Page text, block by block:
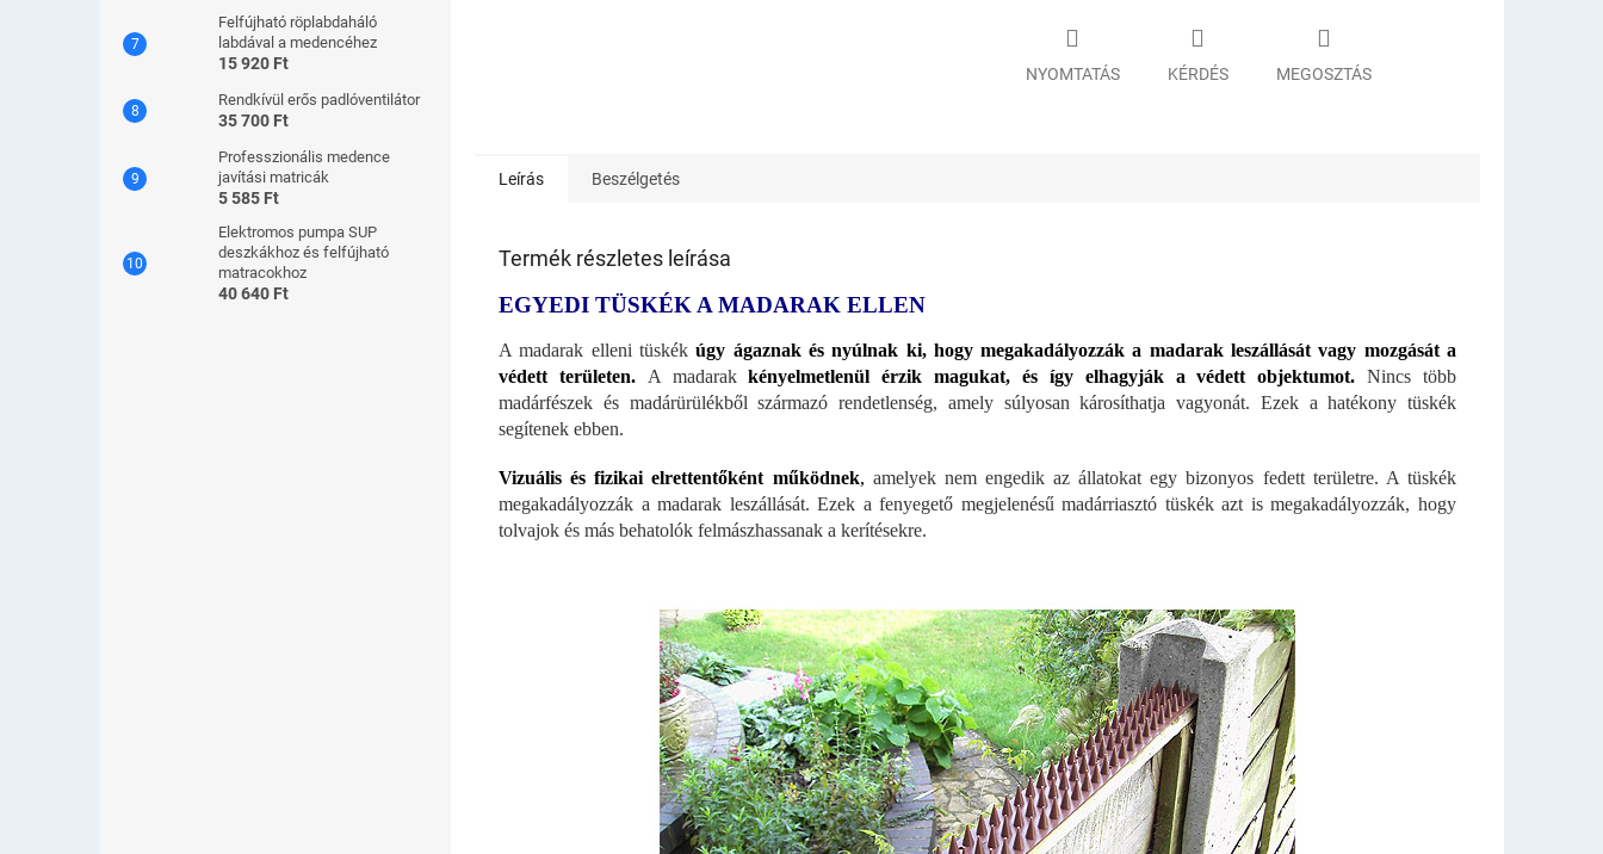
Felfújható röplabdaháló
labdával a medencéhez
15 920 Ft
Rendkívül erős padlóventilátor
35 700 Ft
Professzionális medence
javítási matricák
5 585 Ft
Elektromos pumpa SUP
deszkákhoz és felfújható
matracokhoz
40 640 Ft
NYOMTATÁS KÉRDÉS MEGOSZTÁS
Leírás Beszélgetés
Termék részletes leírása
EGYEDI TÜSKÉK A MADARAK ELLEN
A madarak elleni tüskékúgy ágaznak és nyúlnak ki, hogy megakadályozzák a madarak leszállását vagy mozgását a
védett területen. A madarakkényelmetlenül érzik magukat, és így elhagyják a védett objektumot. Nincs több
madárfészek és madárürülékből származó rendetlenség, amely súlyosan károsíthatja vagyonát. Ezek a hatékony tüskék
segítenek ebben.
Vizuális és fizikai elrettentőként működnek, amelyek nem engedik az állatokat egy bizonyos fedett területre. A tüskék
megakadályozzák a madarak leszállását. Ezek a fenyegető megjelenésű madárriasztó tüskék azt is megakadályozzák, hogy
tolvajok és más behatolók felmászhassanak a kerítésekre.